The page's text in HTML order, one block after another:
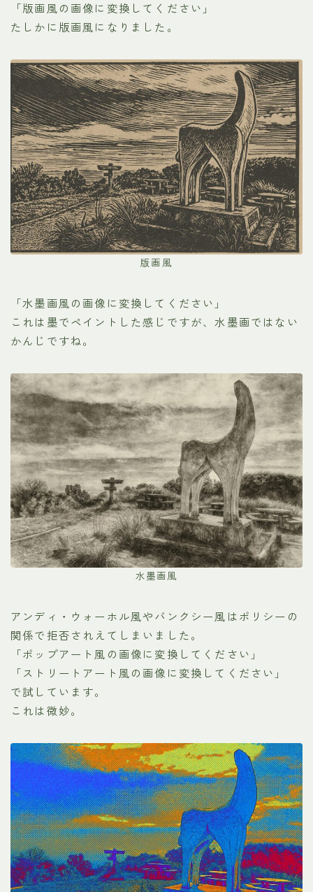
「版画風の画像に変換してください」
たしかに版画風になりました。
版画風
「水墨画風の画像に変換してください」
これは墨でペイントした感じですが、水墨画ではない
かんじですね。
水墨画風
アンディ・ウォーホル風やバンクシー風はポリシーの
関係で拒否されえてしまいました。
「ポップアート風の画像に変換してください」
「ストリートアート風の画像に変換してください」
で試しています。
これは微妙。